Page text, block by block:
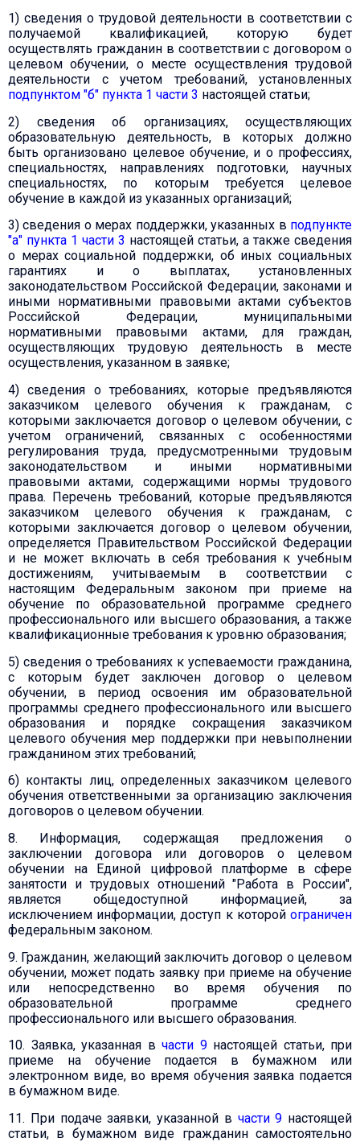
1) сведения о трудовой деятельности в соответствии с
получаемой квалификацией, которую будет
осуществлять гражданин в соответствии с договором о
целевом обучении, о месте осуществления трудовой
деятельности с учетом требований, установленных
подпунктом "б" пункта 1 части 3 настоящей статьи;
2) сведения об организациях, осуществляющих
образовательную деятельность, в которых должно
быть организовано целевое обучение, и о профессиях,
специальностях, направлениях подготовки, научных
специальностях, по которым требуется целевое
обучение в каждой из указанных организаций;
3) сведения о мерах поддержки, указанных в подпункте
"а" пункта 1 части 3 настоящей статьи, а также сведения
о мерах социальной поддержки, об иных социальных
гарантиях и о выплатах, установленных
законодательством Российской Федерации, законами и
иными нормативными правовыми актами субъектов
Российской Федерации, муниципальными
нормативными правовыми актами, для граждан,
осуществляющих трудовую деятельность в месте
осуществления, указанном в заявке;
4) сведения о требованиях, которые предъявляются
заказчиком целевого обучения к гражданам, с
которыми заключается договор о целевом обучении, с
учетом ограничений, связанных с особенностями
регулирования труда, предусмотренными трудовым
законодательством и иными нормативными
правовыми актами, содержащими нормы трудового
права. Перечень требований, которые предъявляются
заказчиком целевого обучения к гражданам, с
которыми заключается договор о целевом обучении,
определяется Правительством Российской Федерации
и не может включать в себя требования к учебным
достижениям, учитываемым в соответствии с
настоящим Федеральным законом при приеме на
обучение по образовательной программе среднего
профессионального или высшего образования, а также
квалификационные требования к уровню образования;
5) сведения о требованиях к успеваемости гражданина,
с которым будет заключен договор о целевом
обучении, в период освоения им образовательной
программы среднего профессионального или высшего
образования и порядке сокращения заказчиком
целевого обучения мер поддержки при невыполнении
гражданином этих требований;
6) контакты лиц, определенных заказчиком целевого
обучения ответственными за организацию заключения
договоров о целевом обучении.
8. Информация, содержащая предложения о
заключении договора или договоров о целевом
обучении на Единой цифровой платформе в сфере
занятости и трудовых отношений "Работа в России",
является общедоступной информацией, за
исключением информации, доступ к которой ограничен
федеральным законом.
9. Гражданин, желающий заключить договор о целевом
обучении, может подать заявку при приеме на обучение
или непосредственно во время обучения по
образовательной программе среднего
профессионального или высшего образования.
10. Заявка, указанная в части 9настоящей статьи, при
приеме на обучение подается в бумажном или
электронном виде, во время обучения заявка подается
в бумажном виде.
11. При подаче заявки, указанной в части 9 настоящей
статьи, в бумажном виде гражданин самостоятельно